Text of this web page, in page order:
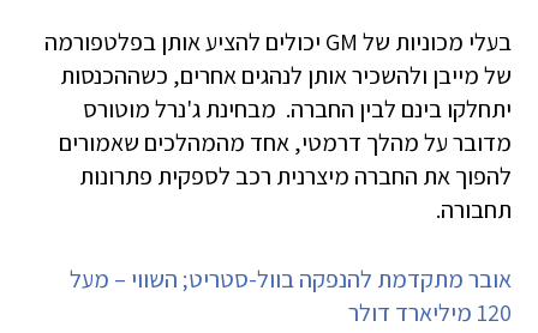
בעלי מכוניות של GM יכולים להציע אותן בפלטפורמה
של מייבן ולהשכיר אותן לנהגים אחרים, כשההכנסות
יתחלקו בינם לבין החברה. מבחינת ג'נרל מוטורס
מדובר על מהלך דרמטי, אחד מהמהלכים שאמורים
להפוך את החברה מיצרנית רכב לספקית פתרונות
תחבורה.
אובר מתקדמת להנפקה בוול-סטריט; השווי – מעל
120 מיליארד דולר